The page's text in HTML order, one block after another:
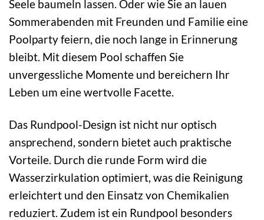
Seele baumeln lassen. Oder wie Sie an lauen
Sommerabenden mit Freunden und Familie eine
Poolparty feiern, die noch lange in Erinnerung
bleibt. Mit diesem Pool schaffen Sie
unvergessliche Momente und bereichern Ihr
Leben um eine wertvolle Facette.
Das Rundpool-Design ist nicht nur optisch
ansprechend, sondern bietet auch praktische
Vorteile. Durch die runde Form wird die
Wasserzirkulation optimiert, was die Reinigung
erleichtert und den Einsatz von Chemikalien
reduziert. Zudem ist ein Rundpool besonders